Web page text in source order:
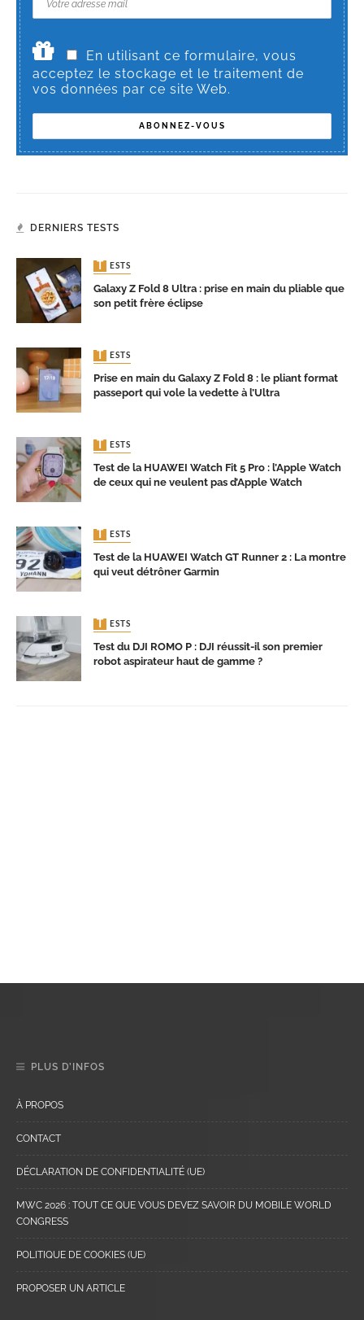
En utilisant ce formulaire, vous
acceptez le stockage et le traitement de
vos données par ce site Web.
DERNIERS TESTS
TESTS
Galaxy Z Fold 8 Ultra : prise en main du pliable que
son petit frère éclipse
TESTS
Prise en main du Galaxy Z Fold 8 : le pliant format
passeport qui vole la vedette à l’Ultra
TESTS
Test de la HUAWEI Watch Fit 5 Pro : l’Apple Watch
de ceux qui ne veulent pas d’Apple Watch
TESTS
Test de la HUAWEI Watch GT Runner 2 : La montre
qui veut détrôner Garmin
TESTS
Test du DJI ROMO P : DJI réussit-il son premier
robot aspirateur haut de gamme ?
PLUS D’INFOS
À PROPOS
CONTACT
DÉCLARATION DE CONFIDENTIALITÉ (UE)
MWC 2026 : TOUT CE QUE VOUS DEVEZ SAVOIR DU MOBILE WORLD
CONGRESS
POLITIQUE DE COOKIES (UE)
PROPOSER UN ARTICLE